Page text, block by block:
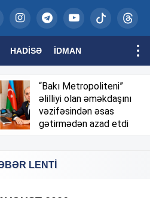
HADISƏ İDMAN
“Bakı Metropoliteni”
əlilliyi olan əməkdaşını
vəzifəsindən əsas
gətirmədən azad etdi
LENTİ